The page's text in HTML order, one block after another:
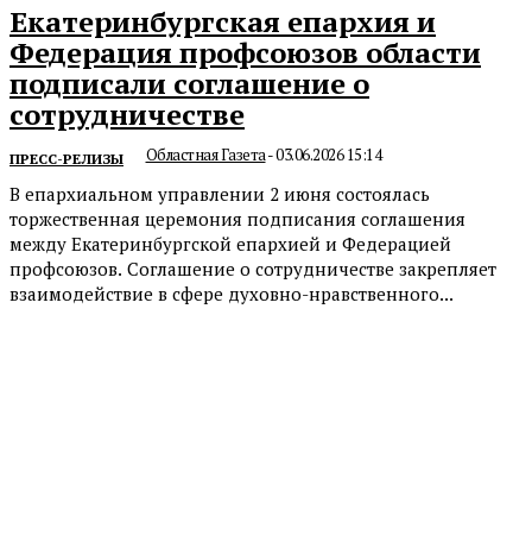
Екатеринбургская епархия и
Федерация профсоюзов области
подписали соглашение о
сотрудничестве
ПРЕСС-РЕЛИЗЫ Областная Газета-03.06.2026 15:14
В епархиальном управлении 2 июня состоялась
торжественная церемония подписания соглашения
между Екатеринбургской епархией и Федерацией
профсоюзов. Соглашение о сотрудничестве закрепляет
взаимодействие в сфере духовно-нравственного...